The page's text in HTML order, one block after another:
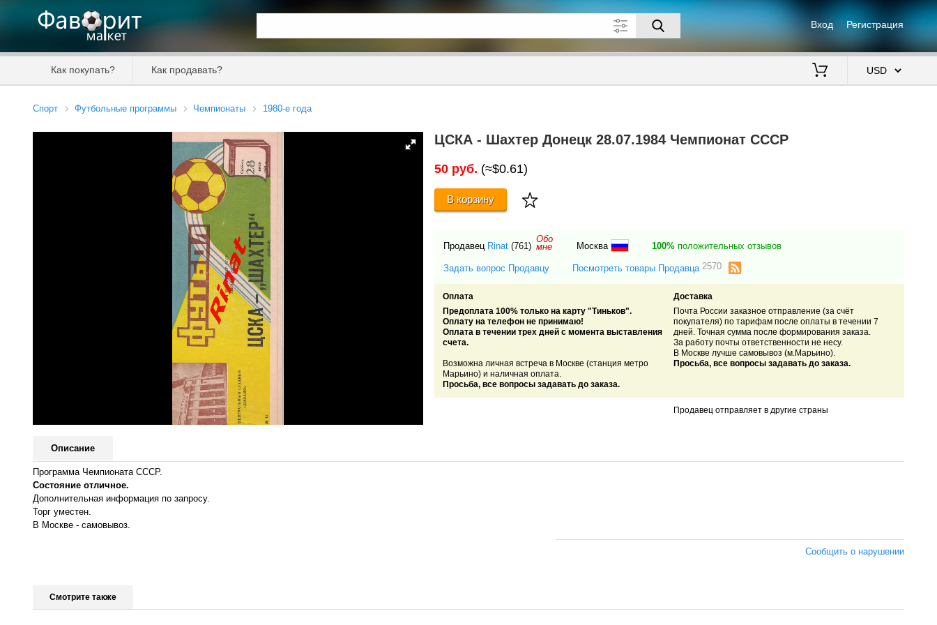
Вход Регистрация
Как покупать? Как продавать?
Спорт Футбольные программы Чемпионаты 1980-е года
ЦСКА - Шахтер Донецк 28.07.1984 Чемпионат СССР
50 руб. (≈$0.61)
В корзину
Продавец Rinat (761)
Обо
мне Москва 100%положительных отзывов
Задать вопрос Продавцу Посмотреть товары Продавца 2570
Оплата
Предоплата 100% только на карту "Тиньков".
Оплату на телефон не принимаю!
Оплата в течении трех дней с момента выставления
счета.
Возможна личная встреча в Москве (станция метро
Марьино) и наличная оплата.
Просьба, все вопросы задавать до заказа.
Доставка
Почта России заказное отправление (за счёт
покупателя) по тарифам после оплаты в течении 7
дней. Точная сумма после формирования заказа.
За работу почты ответственности не несу.
В Москве лучше самовывоз (м.Марьино).
Просьба, все вопросы задавать до заказа.
Продавец отправляет в другие страны
Описание
Программа Чемпионата СССР.
Состояние отличное.
Дополнительная информация по запросу.
Торг уместен.
В Москве - самовывоз.
Сообщить о нарушении
Смотрите также